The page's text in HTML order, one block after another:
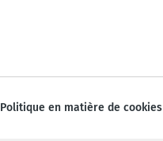
Politique en matière de cookies